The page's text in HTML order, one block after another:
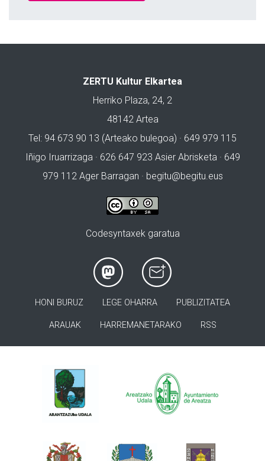
ZERTU Kultur Elkartea
Herriko Plaza, 24, 2
48142 Artea
Tel: 94 673 90 13 (Arteako bulegoa) · 649 979 115
Iñigo Iruarrizaga · 626 647 923 Asier Abrisketa · 649
979 112 Ager Barragan · begitu@begitu.eus
Codesyntaxek garatua
HONI BURUZ LEGE OHARRA PUBLIZITATEA
ARAUAK HARREMANETARAKO RSS